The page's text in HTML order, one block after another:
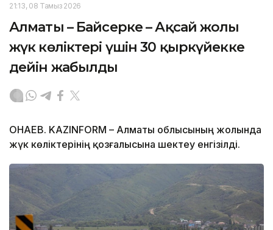
21:13, 08 Тамыз 2026
Алматы – Байсерке – Ақсай жолы
жүк көліктері үшін 30 қыркүйекке
дейін жабылды
ҚОНАЕВ. KAZINFORM – Алматы облысының жолында
жүк көліктерінің қозғалысына шектеу енгізілді.